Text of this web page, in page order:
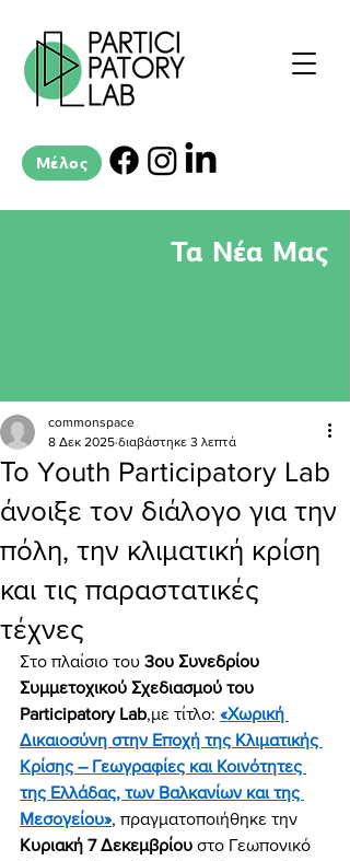
Μέλος
Τα Νέα Μας
Το Youth Participatory Lab
άνοιξε τον διάλογο για την
πόλη, την κλιματική κρίση
και τις παραστατικές
τέχνες
commonspace
8 Δεκ 2025 διαβάστηκε 3 λεπτά
Στο πλαίσιο του 3ου Συνεδρίου
Συμμετοχικού Σχεδιασμού του
Participatory Lab,με τίτλο: «Χωρική
Δικαιοσύνη στην Εποχή της Κλιματικής
Κρίσης – Γεωγραφίες και Κοινότητες
της Ελλάδας, των Βαλκανίων και της
Μεσογείου», πραγματοποιήθηκε την
Κυριακή 7 Δεκεμβρίου στο Γεωπονικό